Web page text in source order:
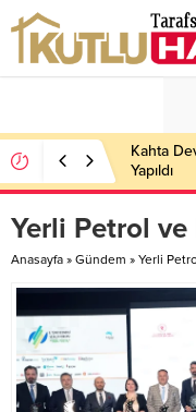
Kahta
Yapıldı
Yerli Petrol ve
Anasayfa » Gündem » Yerli